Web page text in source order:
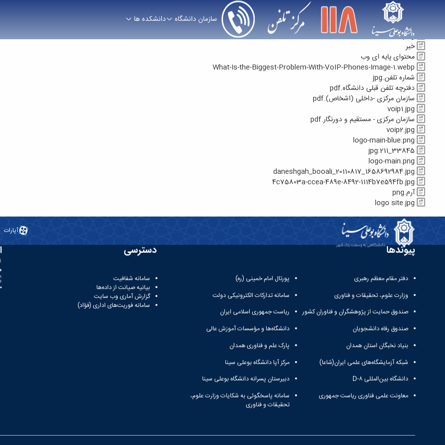
سازمان دانشگاه دانشکده ها
صفحه نمایش - مرکز تلفن دانشگاه
توضیحات صفحه تلفن کل واحدهای دانشگاه
لوگو سایت
118.png
BU ALI SINA.png
خبر
محتوای پایه ای وب
What-Is-the-Biggest-Problem-With-VoIP-Phones-Image-1.webp
شماره تلفن.jpg
دفترچه تلفن قبلی دانشگاه.pdf
سازمان مرکزی -داخلی (اشخاص).pdf
voip1.jpg
سازمان مرکزی - مستقیم و دورنگار.pdf
voip2.jpg
logo-main-blue.png
33845_211.jpg
logo-main.png
daneshgah_booali_20110817_1658692984.jpg
4c75803a-ccea-489e-8492-1114b7e594fb.jpg
آرم.png
logo site.jpg
آپارات
پیوندها
دفتر مقام معظم رهبری
وزارت علوم، تحقیقات و فناوری
صندوق حمایت از پژوهشگران و فناوران کشور
صندوق رفاه دانشجویان
بنیاد نخبگان استان همدان
شبکه آزمایشگاه‌های علمی ایران(شاعا)
دانشگاه بین‌المللی D-۸
معاونت علمی فناوری ریاست جمهوری
پورتال امام خمینی (ره)
سامانه تدارکات الکترونیکی دولت
ریاست جمهوری اسلامی ایران
دانشگاه‌ها و مؤسسات آموزش عالی
پارک علم و فناوری همدان
مرکز آپا دانشگاه بوعلی سینا
دبیرستان پسرانه دانشگاه بوعلی سینا
سامانه پاسخگوئی به شکایات وزارت علوم،
تحقیقات و فناوری
دسترسی
سامانه شفافیت
بیانیه صیانت از داده‌ها
گزارش آماری وب‌ سایت
سامانه فوریت‌های اداری (فؤاد)